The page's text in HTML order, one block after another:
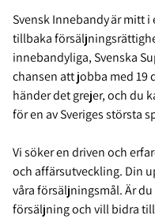
Svensk Innebandy är mitt
tillbaka
innebandyliga, Svenska
chansen att jobba med
händer det grejer, och du
för en av Sveriges största
Vi söker en driven och
och affärsutveckling. Din
våra försäljningsmål. Är
försäljning och vill bidra